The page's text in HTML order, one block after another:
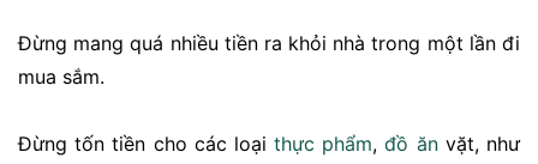
Đừng mang quá nhiều tiền ra khỏi nhà trong một lần đi
mua sắm.
Đừng tốn tiền cho các loạithực phẩm,đồ ănvặt, như